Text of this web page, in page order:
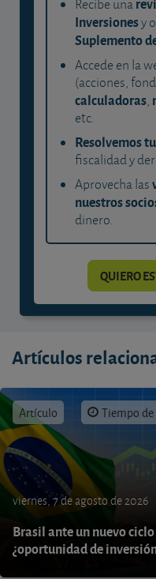
Recibe una
Inversionesy
Suplemento
Accede en la
(acciones,
calculadoras,
etc.
Resolvemos
fiscalidad y
Aprovecha las
nuestros
dinero.
QUIERO
Artículos
Artículo Tiempo
viernes, 7 de agosto de 2026
Brasil ante un nuevo
¿oportunidad de